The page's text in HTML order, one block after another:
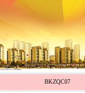
BKZQC07